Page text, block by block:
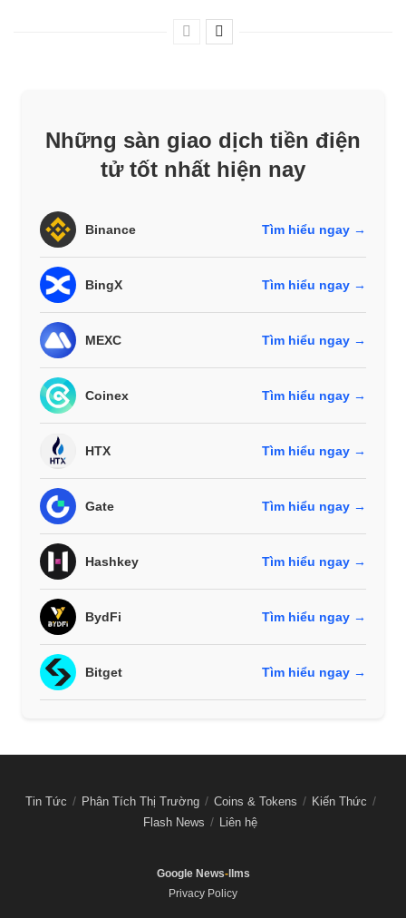
Những sàn giao dịch tiền điện
tử tốt nhất hiện nay
Binance Tìm hiểu ngay →
BingX Tìm hiểu ngay →
MEXC Tìm hiểu ngay →
Coinex Tìm hiểu ngay →
HTX Tìm hiểu ngay →
Gate Tìm hiểu ngay →
Hashkey Tìm hiểu ngay →
BydFi Tìm hiểu ngay →
Bitget Tìm hiểu ngay →
Tin Tức Phân Tích Thị Trường Coins & Tokens
Kiến Thức
Flash News
Liên hệ
Google News-llms
Privacy Policy